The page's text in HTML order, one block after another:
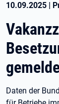
10.09.2025 |
Daten der